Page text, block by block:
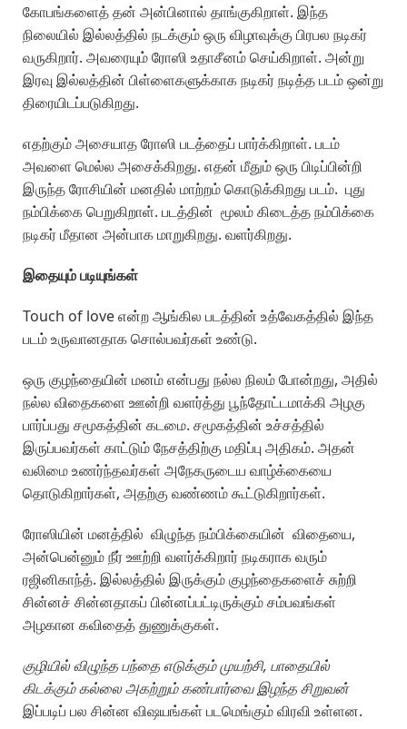
கோபங்களைத் தன் அன்பினால் தாங்குகிறாள். இந்த
நிலையில் இல்லத்தில் நடக்கும் ஒரு விழாவுக்கு பிரபல நடிகர்
வருகிறார். அவரையும் ரோஸி உதாசீனம் செய்கிறாள். அன்று
இரவு இல்லத்தின் பிள்ளைகளுக்காக நடிகர் நடித்த படம் ஒன்று
திரையிடப்படுகிறது.
எதற்கும் அசையாத ரோஸி படத்தைப் பார்க்கிறாள். படம்
அவளை மெல்ல அசைக்கிறது. எதன் மீதும் ஒரு பிடிப்பின்றி
இருந்த ரோசியின் மனதில் மாற்றம் கொடுக்கிறது படம். புது
நம்பிக்கை பெறுகிறாள். படத்தின் மூலம் கிடைத்த நம்பிக்கை
நடிகர் மீதான அன்பாக மாறுகிறது. வளர்கிறது.
இதையும் படியுங்கள்
Touch of love என்ற ஆங்கில படத்தின் உத்வேகத்தில் இந்த
படம் உருவானதாக சொல்பவர்கள் உண்டு.
ஒரு குழந்தையின் மனம் என்பது நல்ல நிலம் போன்றது, அதில்
நல்ல விதைகளை ஊன்றி வளர்த்து பூந்தோட்டமாக்கி அழகு
பார்ப்பது சமூகத்தின் கடமை. சமூகத்தின் உச்சத்தில்
இருப்பவர்கள் காட்டும் நேசத்திற்கு மதிப்பு அதிகம். அதன்
வலிமை உணர்ந்தவர்கள் அநேகருடைய வாழ்க்கையை
தொடுகிறார்கள், அதற்கு வண்ணம் கூட்டுகிறார்கள்.
ரோஸியின் மனத்தில் விழுந்த நம்பிக்கையின் விதையை,
அன்பென்னும் நீர் ஊற்றி வளர்க்கிறார் நடிகராக வரும்
ரஜினிகாந்த். இல்லத்தில் இருக்கும் குழந்தைகளைச் சுற்றி
சின்னச் சின்னதாகப் பின்னப்பட்டிருக்கும் சம்பவங்கள்
அழகான கவிதைத் துணுக்குகள்.
குழியில் விழுந்த பந்தை எடுக்கும் முயற்சி, பாதையில்
கிடக்கும் கல்லை அகற்றும் கண்பார்வை இழந்த சிறுவன்
இப்படிப் பல சின்ன விஷயங்கள் படமெங்கும் விரவி உள்ளன.